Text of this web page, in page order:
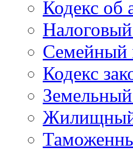
Кодекс об
Налоговый
Семейный
Кодекс
Земельный
Жилищный